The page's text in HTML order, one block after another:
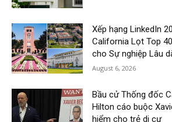
Xếp hạng LinkedIn
California Lọt Top
cho Sự nghiệp Lâu
August 6, 2026
Bầu cử Thống đốc
Hilton cáo buộc
hiểm cho trẻ di cư